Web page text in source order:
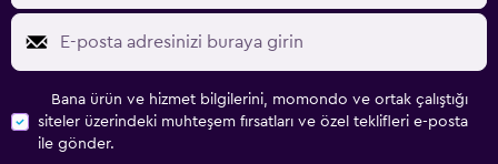
Bana ürün ve hizmet bilgilerini, momondo ve ortak çalıştığı
siteler üzerindeki muhteşem fırsatları ve özel teklifleri e-posta
ile gönder.